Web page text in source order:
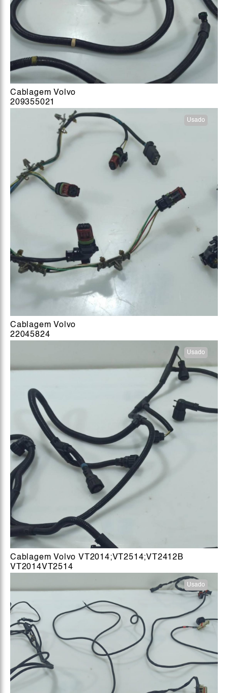
Cablagem Volvo
209355021
Usado
Cablagem Volvo
22045824
Usado
Cablagem Volvo VT2014;VT2514;VT2412B
VT2014VT2514
Usado